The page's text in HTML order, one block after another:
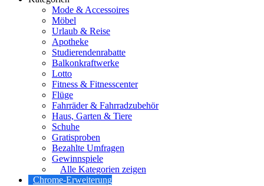
Mode & Accessoires
Möbel
Urlaub & Reise
Apotheke
Studierendenrabatte
Balkonkraftwerke
Lotto
Fitness & Fitnesscenter
Flüge
Fahrräder & Fahrradzubehör
Haus, Garten & Tiere
Schuhe
Gratisproben
Bezahlte Umfragen
Gewinnspiele
Alle Kategorien zeigen
Chrome-Erweiterung